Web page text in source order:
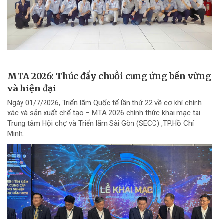
MTA 2026: Thúc đẩy chuỗi cung ứng bền vững
và hiện đại
Ngày 01/7/2026, Triển lãm Quốc tế lần thứ 22 về cơ khí chính
xác và sản xuất chế tạo – MTA 2026 chính thức khai mạc tại
Trung tâm Hội chợ và Triển lãm Sài Gòn (SECC) ,TP.Hồ Chí
Minh.